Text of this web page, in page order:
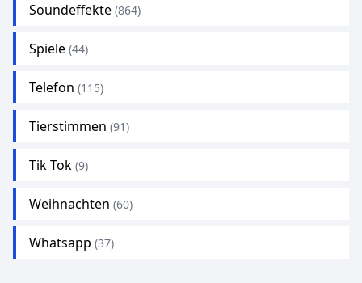
Soundeffekte (864)
Spiele (44)
Telefon (115)
Tierstimmen (91)
Tik Tok (9)
Weihnachten (60)
Whatsapp (37)